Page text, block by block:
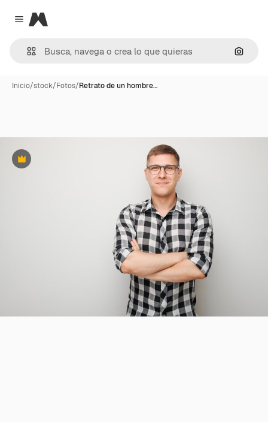
Close menu
Magnific
Inicio/stock/Fotos/Retrato de un hombre…
Premium